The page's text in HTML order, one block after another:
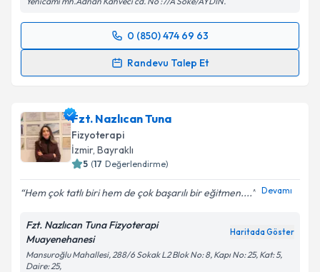
0 (850) 474 69 63
Randevu Talep Et
Randevu Takvimi Talebi
takvim hazırlandığında e-posta ile bilgilendireceğiz.
E-posta Adresiniz
Metni'ni okudum ve kişisel verilerimin belirtilen
kapsamda işlenmesini kabul ediyorum.
Fzt. Nazlıcan Tuna
Fizyoterapi
İzmir, Bayraklı
5 (17 Değerlendirme)
Hem çok tatlı biri hem de çok başarılı bir eğitmen.... Devamı
Fzt. Nazlıcan Tuna Fizyoterapi
Muayenehanesi
Haritada Göster
Mansuroğlu Mahallesi, 288/6 Sokak L2 Blok No: 8, Kapı No: 25, Kat: 5,
Daire: 25,